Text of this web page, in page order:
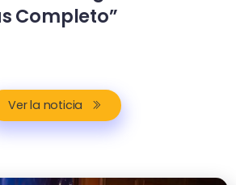
Completo”
Ver la noticia